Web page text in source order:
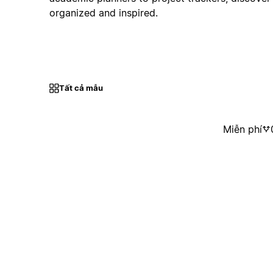
organized and inspired.
Tất cả mẫu
Miễn phí